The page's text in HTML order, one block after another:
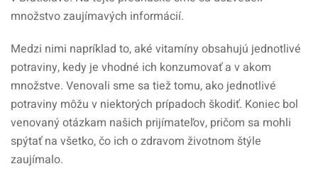
množstvo zaujímavých informácií.
Medzi nimi napríklad to, aké vitamíny obsahujú jednotlivé
potraviny, kedy je vhodné ich konzumovať a v akom
množstve. Venovali sme sa tiež tomu, ako jednotlivé
potraviny môžu v niektorých prípadoch škodiť. Koniec bol
venovaný otázkam našich prijímateľov, pričom sa mohli
spýtať na všetko, čo ich o zdravom životnom štýle
zaujímalo.